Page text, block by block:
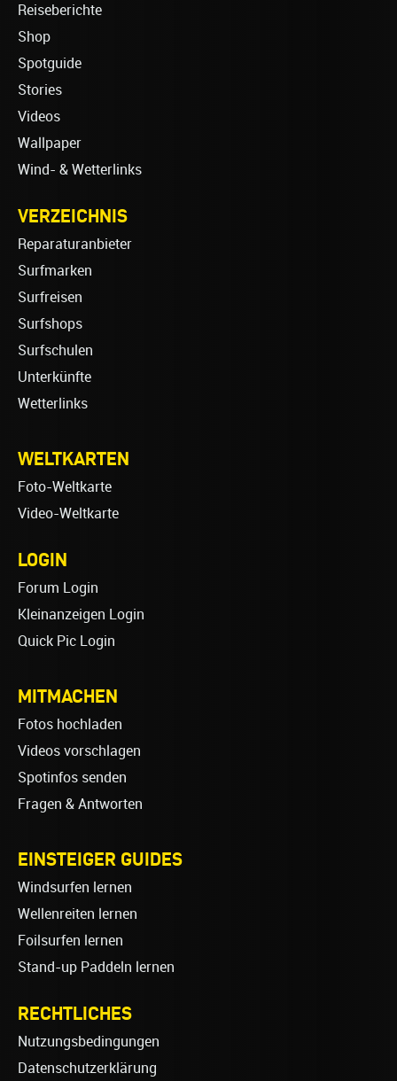
Reiseberichte
Shop
Spotguide
Stories
Videos
Wallpaper
Wind- & Wetterlinks
VERZEICHNIS
Reparaturanbieter
Surfmarken
Surfreisen
Surfshops
Surfschulen
Unterkünfte
Wetterlinks
WELTKARTEN
Foto-Weltkarte
Video-Weltkarte
LOGIN
Forum Login
Kleinanzeigen Login
Quick Pic Login
MITMACHEN
Fotos hochladen
Videos vorschlagen
Spotinfos senden
Fragen & Antworten
EINSTEIGER GUIDES
Windsurfen lernen
Wellenreiten lernen
Foilsurfen lernen
Stand-up Paddeln lernen
RECHTLICHES
Nutzungsbedingungen
Datenschutzerklärung